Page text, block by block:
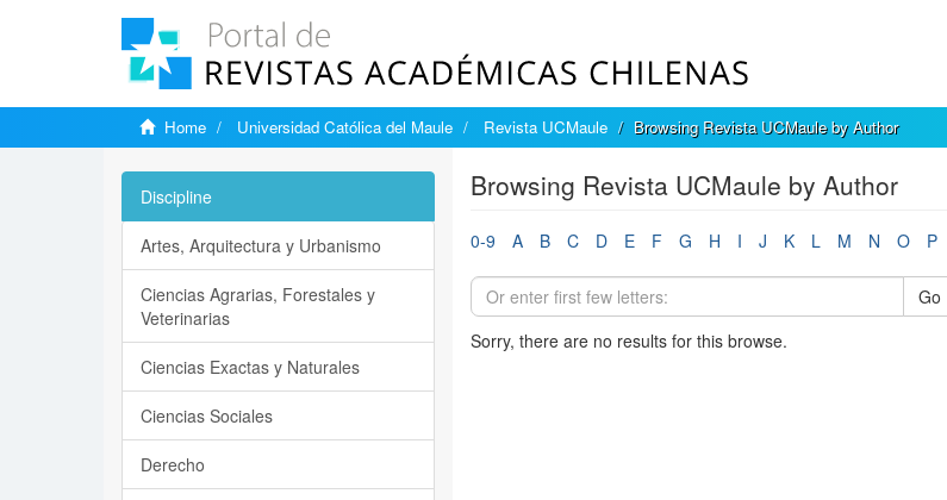
Home Universidad Católica del Maule Revista UCMaule Browsing Revista UCMaule by Author
Browsing Revista UCMaule by Author
0-9 A B C D E F G H I J K L M N O P
Go
Sorry, there are no results for this browse.
Discipline
Artes, Arquitectura y Urbanismo
Ciencias Agrarias, Forestales y
Veterinarias
Ciencias Exactas y Naturales
Ciencias Sociales
Derecho